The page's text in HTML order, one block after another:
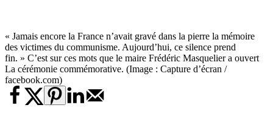
« Jamais encore la France n’avait gravé dans la pierre la mémoire
des victimes du communisme. Aujourd’hui, ce silence prend
fin. » C’est sur ces mots que le maire Frédéric Masquelier a ouvert
La cérémonie commémorative. (Image : Capture d’écran /
facebook.com)